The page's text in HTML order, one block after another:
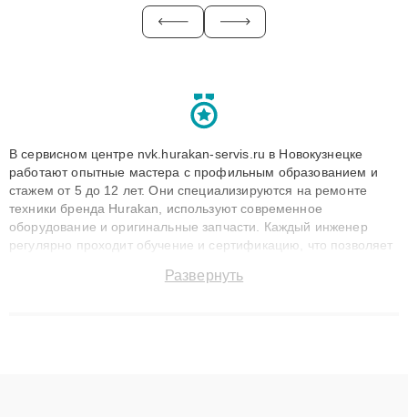
В сервисном центре nvk.hurakan-servis.ru в Новокузнецке
работают опытные мастера с профильным образованием и
стажем от 5 до 12 лет. Они специализируются на ремонте
техники бренда Hurakan, используют современное
оборудование и оригинальные запчасти. Каждый инженер
регулярно проходит обучение и сертификацию, что позволяет
технику с сохранением гарантии до 3 лет. Наши мастера
Развернуть